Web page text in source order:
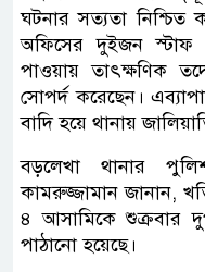
ঘটনার সত্যতা
অফিসের দুইজন স্টাফ
পাওয়ায় তাৎক্ষণিক
সোপর্দ করেছেন।
বাদি হয়ে থানায়
বড়লেখা থানার
কামরুজ্জামান জানান,
৪ আসামিকে শুক্রবার
পাঠানো হয়েছে।